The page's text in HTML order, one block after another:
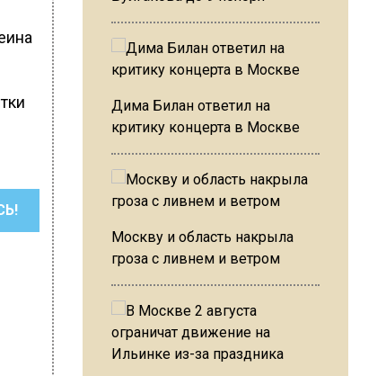
Дима Билан ответил на
критику концерта в Москве
Москву и область накрыла
гроза с ливнем и ветром